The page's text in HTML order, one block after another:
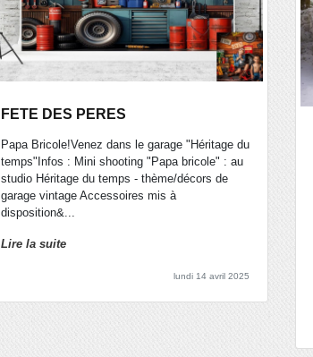
FETE DES PERES
Papa Bricole!Venez dans le garage "Héritage du
temps"Infos : Mini shooting "Papa bricole" : au
studio Héritage du temps - thème/décors de
garage vintage Accessoires mis à
disposition&...
Lire la suite
lundi 14 avril 2025